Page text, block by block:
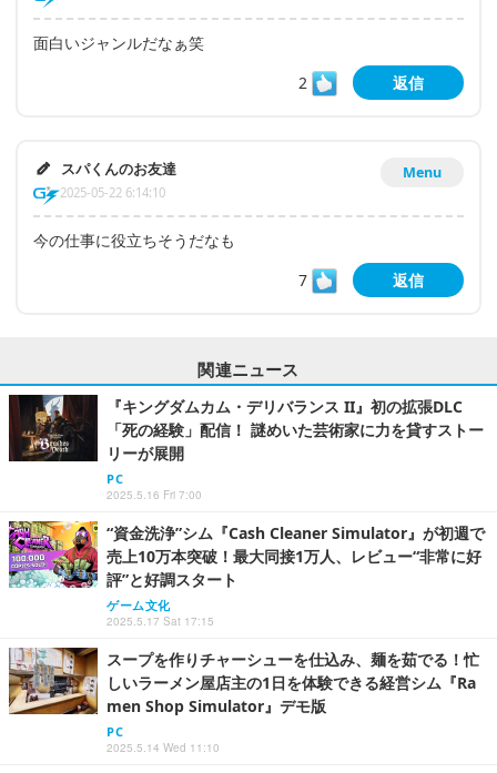
面白いジャンルだなぁ笑
2
返信
Menu
スパくんのお友達
2025-05-22 6:14:10
今の仕事に役立ちそうだなも
7
返信
関連ニュース
『キングダムカム・デリバランス II』初の拡張DLC
「死の経験」配信！ 謎めいた芸術家に力を貸すストー
リーが展開
PC
2025.5.16 Fri 7:00
“資金洗浄”シム『Cash Cleaner Simulator』が初週で
売上10万本突破！最大同接1万人、レビュー“非常に好
評”と好調スタート
ゲーム文化
2025.5.17 Sat 17:15
スープを作りチャーシューを仕込み、麺を茹でる！忙
しいラーメン屋店主の1日を体験できる経営シム『Ra
men Shop Simulator』デモ版
PC
2025.5.14 Wed 11:10